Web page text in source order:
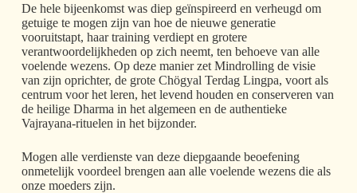
De hele bijeenkomst was diep geïnspireerd en verheugd om
getuige te mogen zijn van hoe de nieuwe generatie
vooruitstapt, haar training verdiept en grotere
verantwoordelijkheden op zich neemt, ten behoeve van alle
voelende wezens. Op deze manier zet Mindrolling de visie
van zijn oprichter, de grote Chögyal Terdag Lingpa, voort als
centrum voor het leren, het levend houden en conserveren van
de heilige Dharma in het algemeen en de authentieke
Vajrayana-rituelen in het bijzonder.
Mogen alle verdienste van deze diepgaande beoefening
onmetelijk voordeel brengen aan alle voelende wezens die als
onze moeders zijn.